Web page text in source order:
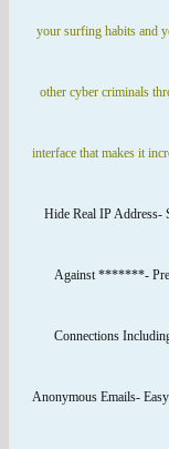
your
other
interface
Hide